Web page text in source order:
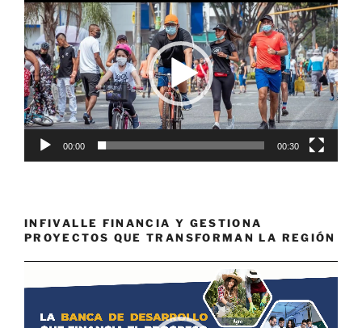
de
vídeo
00:00 00:30
INFIVALLE FINANCIA Y GESTIONA
PROYECTOS QUE TRANSFORMAN LA REGIÓN
de